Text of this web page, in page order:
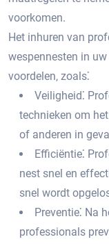
voorkomen.​
Het inhuren van
wespennesten in
voordelen‚ zoals⁚
Veiligheid⁚
technieken om
of anderen in
Efficiëntie⁚
nest snel en
snel wordt
Preventie⁚ Na
professionals